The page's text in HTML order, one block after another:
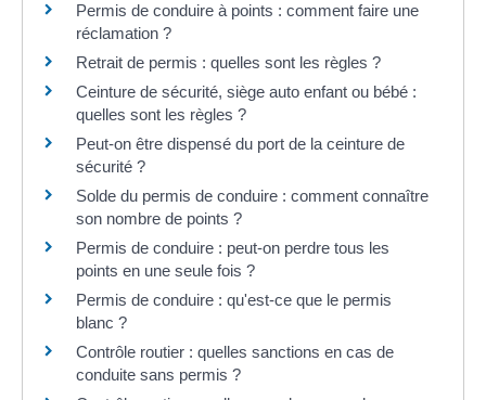
Permis de conduire à points : comment faire une
réclamation ?
Retrait de permis : quelles sont les règles ?
Ceinture de sécurité, siège auto enfant ou bébé :
quelles sont les règles ?
Peut-on être dispensé du port de la ceinture de
sécurité ?
Solde du permis de conduire : comment connaître
son nombre de points ?
Permis de conduire : peut-on perdre tous les
points en une seule fois ?
Permis de conduire : qu'est-ce que le permis
blanc ?
Contrôle routier : quelles sanctions en cas de
conduite sans permis ?